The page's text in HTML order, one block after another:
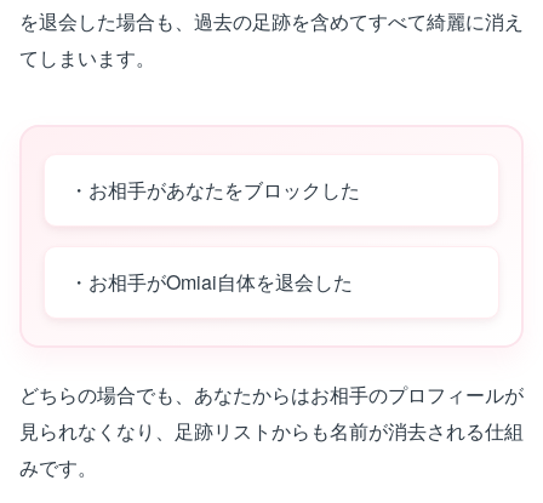
を退会した場合も、過去の足跡を含めてすべて綺麗に消え
てしまいます。
・お相手があなたをブロックした
・お相手がOmiai自体を退会した
どちらの場合でも、あなたからはお相手のプロフィールが
見られなくなり、足跡リストからも名前が消去される仕組
みです。